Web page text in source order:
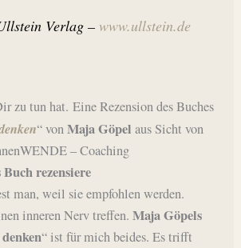
Verlag – www.ullstein.de
zu tun hat. Eine Rezension des Buches
“ vonMaja Göpel aus Sicht von
– Coaching
rezensiere
man, weil sie empfohlen werden.
inneren Nerv treffen.Maja Göpels
“ ist für mich beides. Es trifft